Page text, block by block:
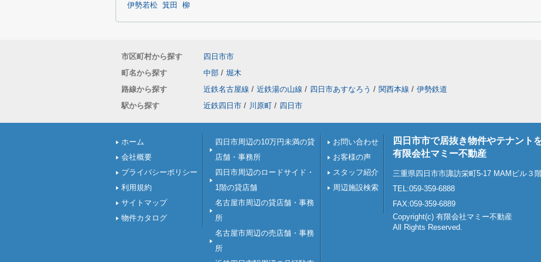
伊勢若松 箕田 柳
市区町村から探す
四日市市
町名から探す
中部 / 堀木
路線から探す
近鉄名古屋線 / 近鉄湯の山線 / 四日市あすなろう / 関西本線 / 伊勢鉄道
駅から探す
近鉄四日市 / 川原町 / 四日市
ホーム
会社概要
プライバシーポリシー
利用規約
サイトマップ
物件カタログ
四日市周辺の10万円未満の貸
店舗・事務所
四日市周辺のロードサイド・
1階の貸店舗
名古屋市周辺の貸店舗・事務
所
名古屋市周辺の売店舗・事務
所
お問い合わせ
お客様の声
スタッフ紹介
周辺施設検索
四日市市で居抜き物件やテナント
有限会社マミー不動産
三重県四日市市諏訪栄町5-17 MAMビル３
TEL:059-359-6888
FAX:059-359-6889
Copyright(c) 有限会社マミー不動産
All Rights Reserved.